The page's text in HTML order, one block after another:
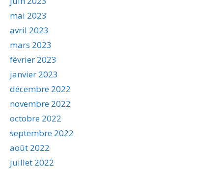
mai 2023
avril 2023
mars 2023
février 2023
janvier 2023
décembre 2022
novembre 2022
octobre 2022
septembre 2022
août 2022
juillet 2022